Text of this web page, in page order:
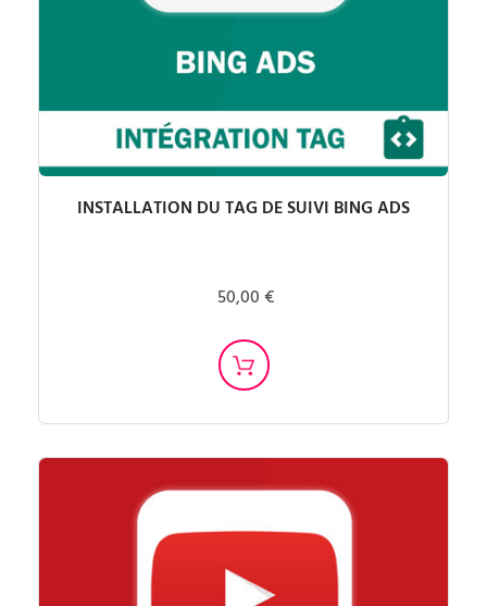
INSTALLATION DU TAG DE SUIVI BING ADS
50,00 €